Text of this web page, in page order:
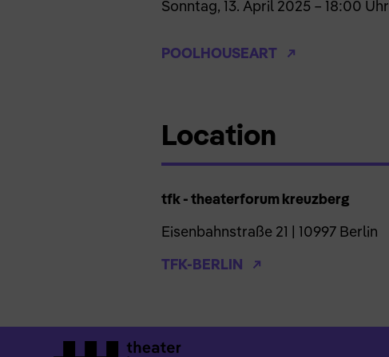
Sonntag, 13. April 2025 – 18:00 Uhr
POOLHOUSEART
Location
tfk - theaterforum kreuzberg
Eisenbahnstraße 21 | 10997 Berlin
TFK-BERLIN